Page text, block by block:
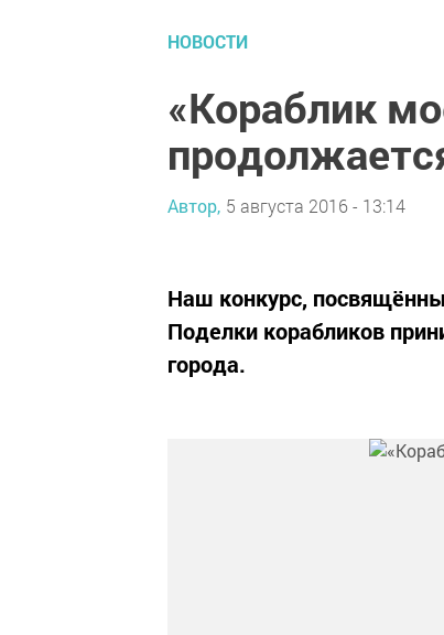
НОВОСТИ
«Кораблик
Автор, 5 августа 2016 - 13:14
Наш конкурс,
Поделки корабликов
города.